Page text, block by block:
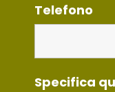
Telefono
Specifica